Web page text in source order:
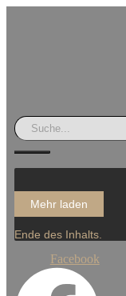
Mehr laden
Ende des Inhalts.
Facebook